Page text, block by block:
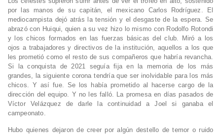
por las manos de su capitán, el mexicano Carlos Rodríguez. El
mediocampista dejó atrás la tensión y el desgaste de la espera. Se
abrazó con Huiqui, quien a su vez hizo lo mismo con Rodolfo Rotondi
y los chicos formados en las fuerzas básicas del club. Miró a los
ojos a trabajadores y directivos de la institución, aquellos a los que
les prometió como el resto de sus compañeros que habría revancha.
Si la conquista de 2021 seguía fija en la memoria de los más
grandes, la siguiente corona tendría que ser inolvidable para los más
chicos. Y así fue. Se los había prometido al hacerse cargo de la
dirección del equipo. Y no les falló. La promesa en días pasados de
Víctor Velázquez de darle la continuidad a Joel si ganaba el
campeonato.
Hubo quienes dejaron de creer por algún destello de temor o ruido